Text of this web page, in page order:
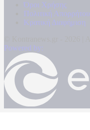
Όροι Χρήσης
Πολιτική Απορρήτου
Κρατική Διαφήμιση
Powered by: